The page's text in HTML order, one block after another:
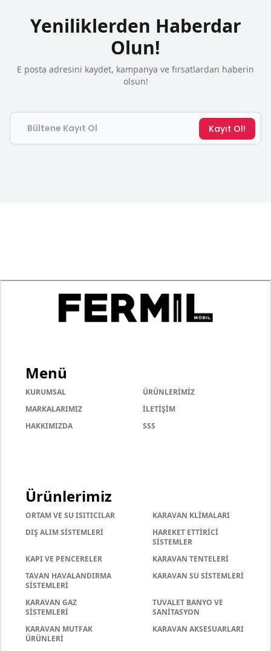
Yeniliklerden Haberdar
Olun!
E posta adresini kaydet, kampanya ve fırsatlardan haberin
olsun!
Email
Kayıt Ol!
Menü
KURUMSAL
ÜRÜNLERİMİZ
MARKALARIMIZ
İLETİŞİM
HAKKIMIZDA
SSS
Ürünlerimiz
ORTAM VE SU ISITICILAR
KARAVAN KLİMALARI
DIŞ ALIM SİSTEMLERİ
HAREKET ETTİRİCİ
SİSTEMLER
KAPI VE PENCERELER
KARAVAN TENTELERİ
TAVAN HAVALANDIRMA
SİSTEMLERİ
KARAVAN SU SİSTEMLERİ
KARAVAN GAZ
SİSTEMLERİ
TUVALET BANYO VE
SANİTASYON
KARAVAN MUTFAK
ÜRÜNLERİ
KARAVAN AKSESUARLARI